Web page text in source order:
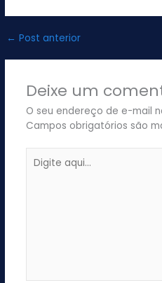
← Post anterior
Deixe um
O seu endereço de e-mail
Campos obrigatórios são
aqui...